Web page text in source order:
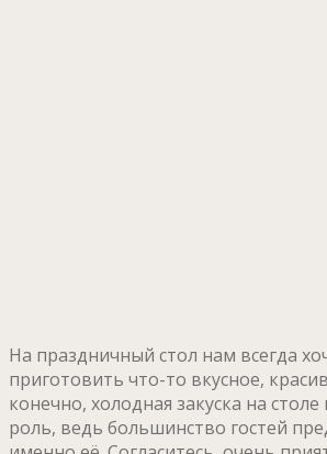
На праздничный стол нам всегда
приготовить что-то вкусное,
конечно, холодная закуска на
роль, ведь большинство гостей